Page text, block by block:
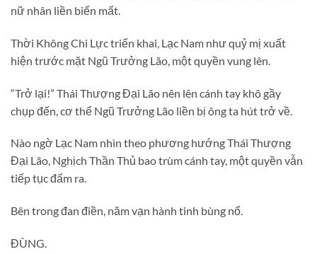
nữ nhân liền biến mất.
Thời Không Chi Lực triển khai, Lạc Nam như quỷ mị xuất
hiện trước mặt Ngũ Trưởng Lão, một quyền vung lên.
“Trở lại!” Thái Thượng Đại Lão nên lên cánh tay khô gầy
chụp đến, cơ thể Ngũ Trưởng Lão liền bị ông ta hút trở về.
Nào ngờ Lạc Nam nhìn theo phương hướng Thái Thượng
Đại Lão, Nghịch Thần Thủ bao trùm cánh tay, một quyền vẫn
tiếp tục đấm ra.
Bên trong đan điền, năm vạn hành tinh bùng nổ.
ĐÙNG.